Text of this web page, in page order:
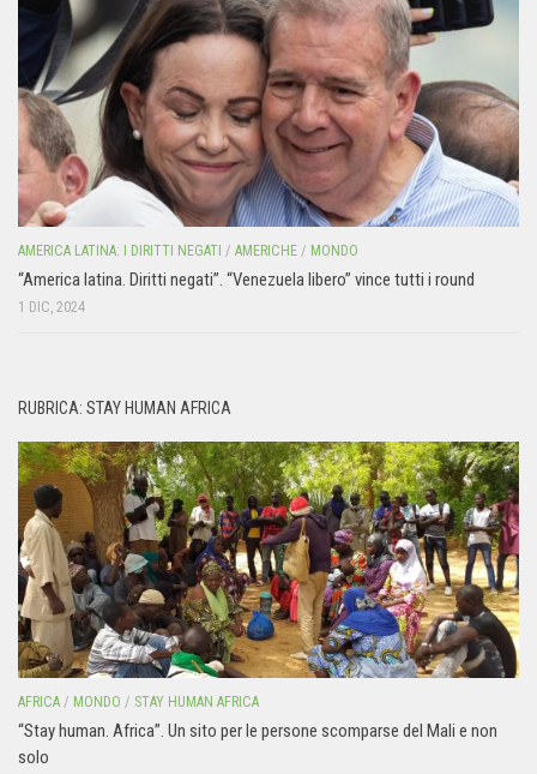
AMERICA LATINA: I DIRITTI NEGATI / AMERICHE / MONDO
“America latina. Diritti negati”. “Venezuela libero” vince tutti i round
1 DIC, 2024
RUBRICA: STAY HUMAN AFRICA
AFRICA / MONDO / STAY HUMAN AFRICA
“Stay human. Africa”. Un sito per le persone scomparse del Mali e non
solo